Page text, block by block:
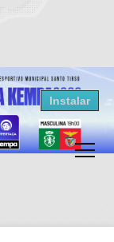
Instalar